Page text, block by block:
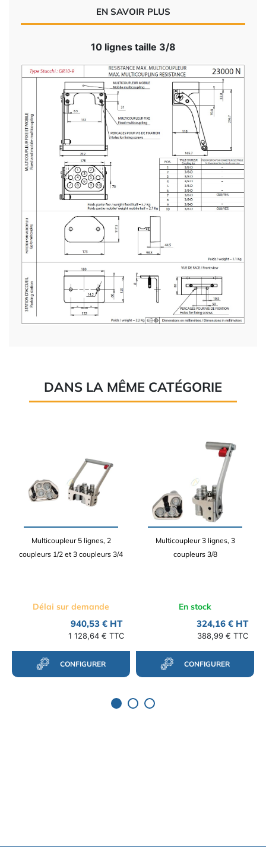
EN SAVOIR PLUS
10 lignes taille 3/8
DANS LA MÊME CATÉGORIE
Multicoupleur 5 lignes, 2
coupleurs 1/2 et 3 coupleurs 3/4
Délai sur demande
940,53 € HT
1 128,64 € TTC
CONFIGURER
Multicoupleur 3 lignes, 3
coupleurs 3/8
En stock
324,16 € HT
388,99 € TTC
CONFIGURER